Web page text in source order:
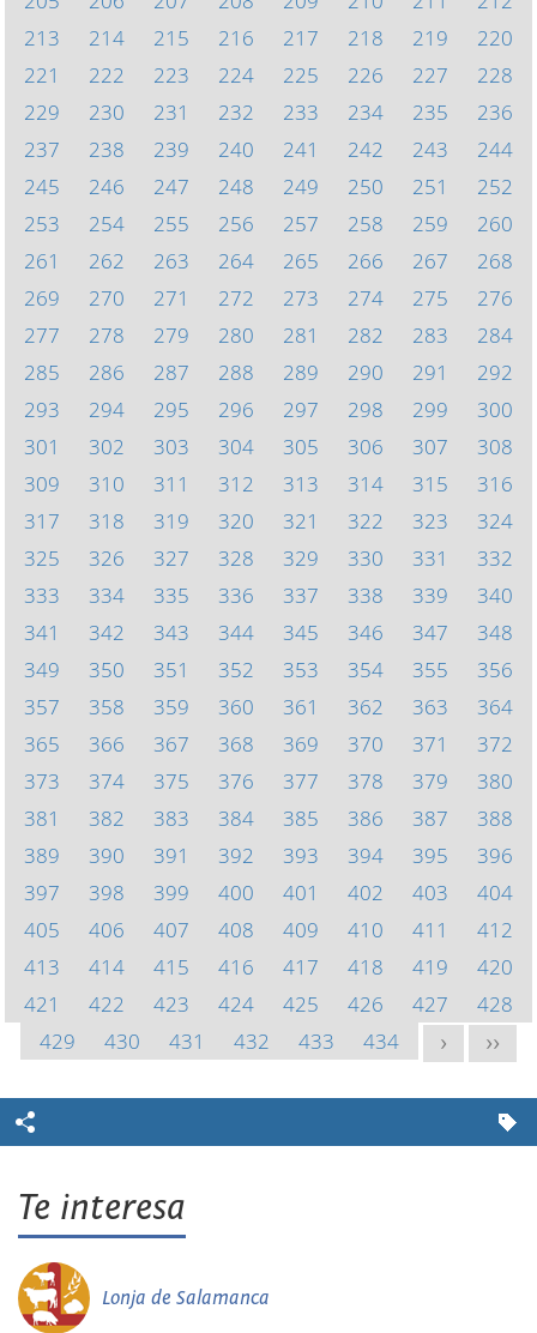
213
214 215 216 217 218 219
220
221
222 223 224 225 226 227
228
229
230 231 232 233 234 235
236
237
238 239 240 241 242 243
244
245
246 247 248 249 250 251
252
253
254 255 256 257 258 259
260
261
262 263 264 265 266 267
268
269
270 271 272 273 274 275
276
277
278 279 280 281 282 283
284
285
286 287 288 289 290 291
292
293
294 295 296 297 298 299
300
301
302 303 304 305 306 307
308
309
310 311 312 313 314 315
316
317
318 319 320 321 322 323
324
325
326 327 328 329 330 331
332
333
334 335 336 337 338 339
340
341
342 343 344 345 346 347
348
349
350 351 352 353 354 355
356
357
358 359 360 361 362 363
364
365
366 367 368 369 370 371
372
373
374 375 376 377 378 379
380
381
382 383 384 385 386 387
388
389
390 391 392 393 394 395
396
397
398 399 400 401 402 403
404
405
406 407 408 409 410 411
412
413
414 415 416 417 418 419
420
421
422 423 424 425 426 427
428
429
430 431 432 433 434 > >>
Te interesa
Lonja de Salamanca